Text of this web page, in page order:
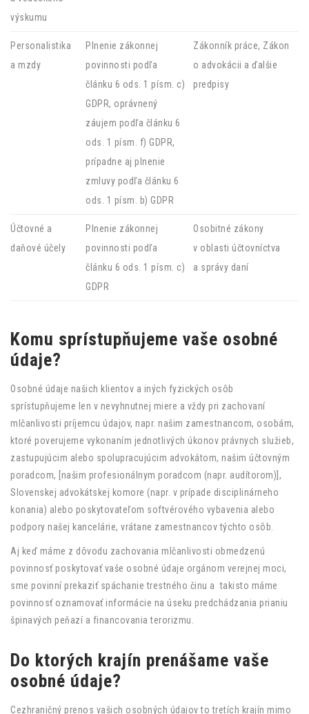
výskumu
Personalistika
a mzdy
Plnenie zákonnej
povinnosti podľa
článku 6 ods. 1 písm. c)
GDPR, oprávnený
záujem podľa článku 6
ods. 1 písm. f) GDPR,
prípadne aj plnenie
zmluvy podľa článku 6
ods. 1 písm. b) GDPR
Zákonník práce, Zákon
o advokácii a ďalšie
predpisy
Účtovné a
daňové účely
Plnenie zákonnej
povinnosti podľa
článku 6 ods. 1 písm. c)
GDPR
Osobitné zákony
v oblasti účtovníctva
a správy daní
Komu sprístupňujeme vaše osobné
údaje?
Osobné údaje našich klientov a iných fyzických osôb
sprístupňujeme len v nevyhnutnej miere a vždy pri zachovaní
mlčanlivosti príjemcu údajov, napr. našim zamestnancom, osobám,
ktoré poverujeme vykonaním jednotlivých úkonov právnych služieb,
zastupujúcim alebo spolupracujúcim advokátom, našim účtovným
poradcom, [našim profesionálnym poradcom (napr. audítorom)],
Slovenskej advokátskej komore (napr. v prípade disciplinárneho
konania) alebo poskytovateľom softvérového vybavenia alebo
podpory našej kancelárie, vrátane zamestnancov týchto osôb.
Aj keď máme z dôvodu zachovania mlčanlivosti obmedzenú
povinnosť poskytovať vaše osobné údaje orgánom verejnej moci,
sme povinní prekaziť spáchanie trestného činu a takisto máme
povinnosť oznamovať informácie na úseku predchádzania prianiu
špinavých peňazí a financovania terorizmu.
Do ktorých krajín prenášame vaše
osobné údaje?
Cezhraničný prenos vašich osobných údajov to tretích krajín mimo